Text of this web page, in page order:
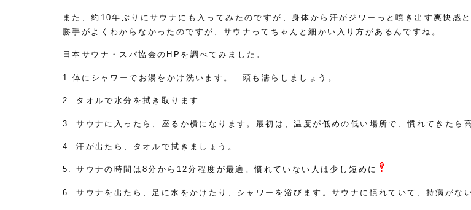
また、約10年ぶりにサウナにも入ってみたのですが、身体から汗がジワーっと噴き出す爽快感
勝手がよくわからなかったのですが、サウナってちゃんと細かい入り方があるんですね。
日本サウナ・スパ協会のHPを調べてみました。
1.体にシャワーでお湯をかけ洗います。 頭も濡らしましょう。
2. タオルで水分を拭き取ります
3. サウナに入ったら、座るか横になります。最初は、温度が低めの低い場所で、慣れてきたら
4. 汗が出たら、タオルで拭きましょう。
5. サウナの時間は8分から12分程度が最適。慣れていない人は少し短めに
6. サウナを出たら、足に水をかけたり、シャワーを浴びます。サウナに慣れていて、持病がな